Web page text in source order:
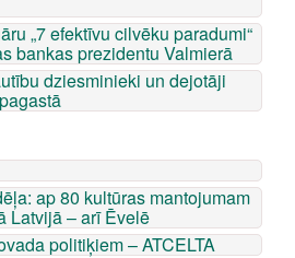
„7 efektīvu cilvēku paradumi“
bankas prezidentu Valmierā
dziesminieki un dejotāji
ap 80 kultūras mantojumam
Latvijā – arī Ēvelē
politiķiem – ATCELTA